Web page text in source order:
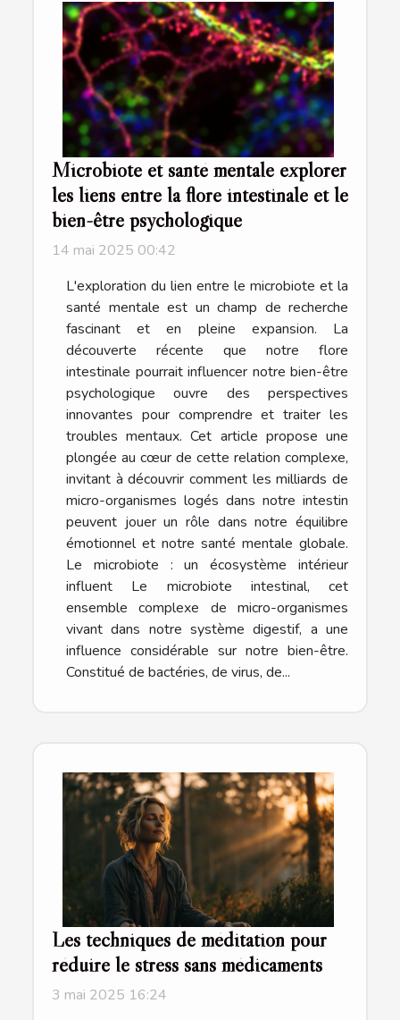
Microbiote et santé mentale explorer
les liens entre la flore intestinale et le
bien-être psychologique
14 mai 2025 00:42
L'exploration du lien entre le microbiote et la
santé mentale est un champ de recherche
fascinant et en pleine expansion. La
découverte récente que notre flore
intestinale pourrait influencer notre bien-être
psychologique ouvre des perspectives
innovantes pour comprendre et traiter les
troubles mentaux. Cet article propose une
plongée au cœur de cette relation complexe,
invitant à découvrir comment les milliards de
micro-organismes logés dans notre intestin
peuvent jouer un rôle dans notre équilibre
émotionnel et notre santé mentale globale.
Le microbiote : un écosystème intérieur
influent Le microbiote intestinal, cet
ensemble complexe de micro-organismes
vivant dans notre système digestif, a une
influence considérable sur notre bien-être.
Constitué de bactéries, de virus, de...
Les techniques de méditation pour
réduire le stress sans médicaments
3 mai 2025 16:24